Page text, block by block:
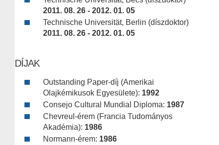
2011. 08. 26 - 2012. 01. 05
Technische Universität, Berlin (díszdoktor)
2011. 08. 26 - 2012. 01. 05
DÍJAK
Outstanding Paper-díj (Amerikai
Olajkémikusok Egyesülete): 1992
Consejo Cultural Mundial Diploma: 1987
Chevreul-érem (Francia Tudományos
Akadémia): 1986
Normann-érem: 1986